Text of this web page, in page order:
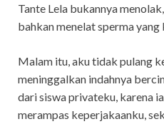
Tante Lela bukannya
bahkan menelat sperma
Malam itu, aku tidak pulang
meninggalkan indahnya
dari siswa privateku, karena
merampas keperjakaanku,